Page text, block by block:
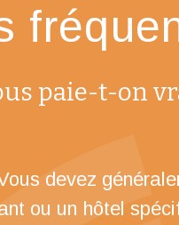
paie-t-on
devez
ou un hôtel